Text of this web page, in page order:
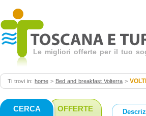
Le migliori offerte per il tuo
Ti trovi in: home > Bed and breakfast Volterra >
CERCA OFFERTE